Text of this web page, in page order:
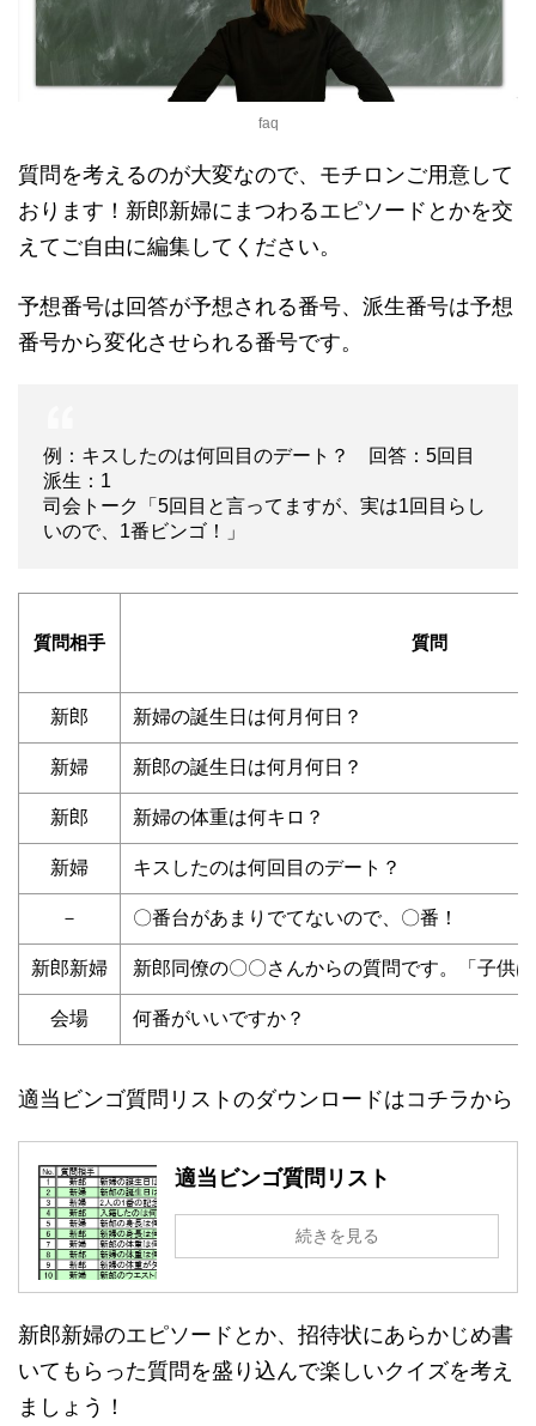
faq
質問を考えるのが大変なので、モチロンご用意して
おります！新郎新婦にまつわるエピソードとかを交
えてご自由に編集してください。
予想番号は回答が予想される番号、派生番号は予想
番号から変化させられる番号です。
例：キスしたのは何回目のデート？ 回答：5回目
派生：1
司会トーク「5回目と言ってますが、実は1回目らし
いので、1番ビンゴ！」
質問相手 質問
新郎 新婦の誕生日は何月何日？
新婦 新郎の誕生日は何月何日？
新郎 新婦の体重は何キロ？
新婦 キスしたのは何回目のデート？
－ 〇番台があまりでてないので、〇番！
新郎新婦 新郎同僚の〇〇さんからの質問です。「子供
会場 何番がいいですか？
適当ビンゴ質問リストのダウンロードはコチラから
適当ビンゴ質問リスト
続きを見る
新郎新婦のエピソードとか、招待状にあらかじめ書
いてもらった質問を盛り込んで楽しいクイズを考え
ましょう！